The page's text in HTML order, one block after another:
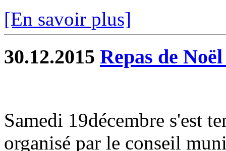
[En savoir plus]
30.12.2015 Repas de
Samedi 19décembre s'est
organisé par le conseil